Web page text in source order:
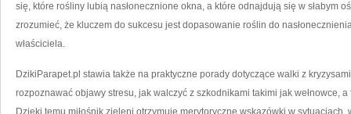
się, które rośliny lubią nasłonecznione okna, a które odnajdują się w słabym
zrozumieć, że kluczem do sukcesu jest dopasowanie roślin do
właściciela.
DzikiParapet.pl stawia także na praktyczne porady dotyczące walki z
rozpoznawać objawy stresu, jak walczyć z szkodnikami takimi jak wełnowce,
Dzięki temu miłośnik zieleni otrzymuje merytoryczne wskazówki w